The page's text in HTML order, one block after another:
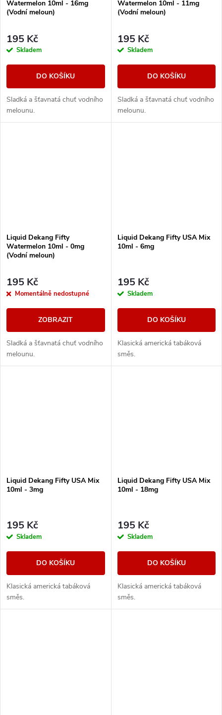
Watermelon 10ml - 16mg
(Vodní meloun)
195 Kč
Skladem
DO KOŠÍKU
Sladká a šťavnatá chuť vodního
melounu.
Watermelon 10ml - 11mg
(Vodní meloun)
195 Kč
Skladem
DO KOŠÍKU
Sladká a šťavnatá chuť vodního
melounu.
Liquid Dekang Fifty
Watermelon 10ml - 0mg
(Vodní meloun)
195 Kč
Momentálně nedostupné
ZOBRAZIT
Sladká a šťavnatá chuť vodního
melounu.
Liquid Dekang Fifty USA Mix
10ml - 6mg
195 Kč
Skladem
DO KOŠÍKU
Klasická americká tabáková
směs.
Liquid Dekang Fifty USA Mix
10ml - 3mg
195 Kč
Skladem
DO KOŠÍKU
Klasická americká tabáková
směs.
Liquid Dekang Fifty USA Mix
10ml - 18mg
195 Kč
Skladem
DO KOŠÍKU
Klasická americká tabáková
směs.